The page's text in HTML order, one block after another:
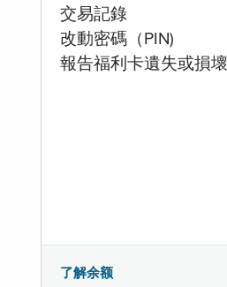
交易記錄
改動密碼（PIN)
報告福利卡遺失或損壞
了解余额